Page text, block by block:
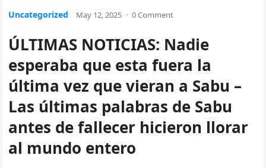
Uncategorized May 12, 2025 · 0 Comment
ÚLTIMAS NOTICIAS: Nadie
esperaba que esta fuera la
última vez que vieran a Sabu –
Las últimas palabras de Sabu
antes de fallecer hicieron llorar
al mundo entero